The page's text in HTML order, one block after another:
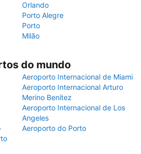
Orlando
Porto Alegre
Porto
Milão
do mundo
Aeroporto Internacional de Miami
Aeroporto Internacional Arturo
Merino Benítez
Aeroporto Internacional de Los
Angeles
Aeroporto do Porto